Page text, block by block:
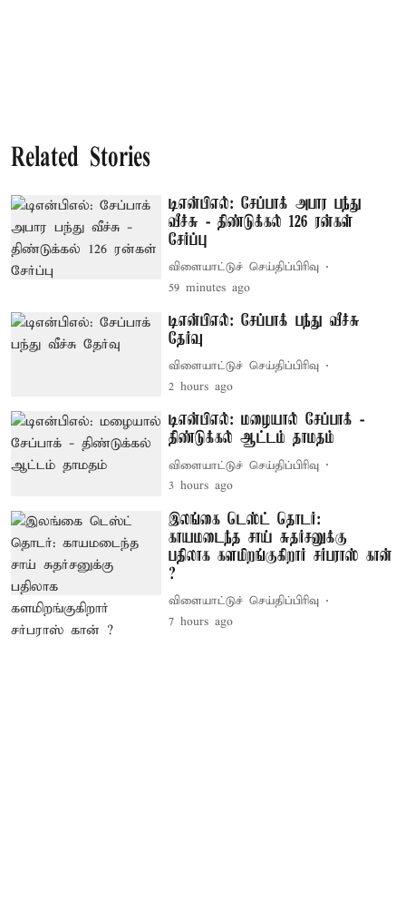
Related Stories
டிஎன்பிஎல்: சேப்பாக் அபார பந்து
வீச்சு - திண்டுக்கல் 126 ரன்கள்
சேர்ப்பு
விளையாட்டுச் செய்திப்பிரிவு
59 minutes ago
டிஎன்பிஎல்: சேப்பாக் பந்து வீச்சு
தேர்வு
விளையாட்டுச் செய்திப்பிரிவு
2 hours ago
டிஎன்பிஎல்: மழையால் சேப்பாக் -
திண்டுக்கல் ஆட்டம் தாமதம்
விளையாட்டுச் செய்திப்பிரிவு
3 hours ago
இலங்கை டெஸ்ட் தொடர்:
காயமடைந்த சாய் சுதர்சனுக்கு
பதிலாக களமிறங்குகிறார் சர்பராஸ் கான்
?
விளையாட்டுச் செய்திப்பிரிவு
7 hours ago